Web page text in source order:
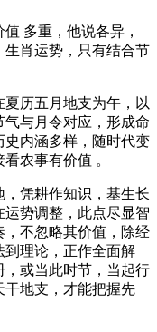
多重，他说各异，
肖运势，只有结合节
历五月地支为午，以
与月令对应，形成命
内涵多样，随时代变
农事有价值 。
凭耕作知识，基生长
势调整，此点尽显智
不忽略其价值，除经
到理论，正作全面解
或当此时节，当起行
干地支，才能把握先